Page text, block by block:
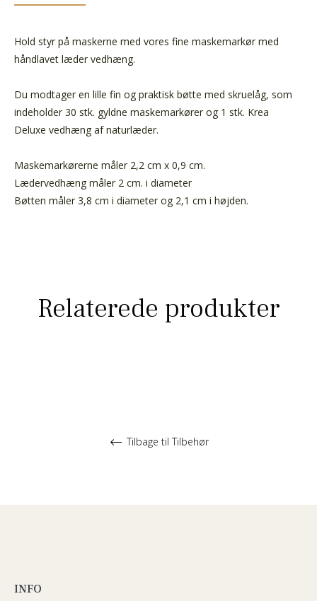
Hold styr på maskerne med vores fine maskemarkør med
håndlavet læder vedhæng.
Du modtager en lille fin og praktisk bøtte med skruelåg, som
indeholder 30 stk. gyldne maskemarkører og 1 stk. Krea
Deluxe vedhæng af naturlæder.
Maskemarkørerne måler 2,2 cm x 0,9 cm.
Lædervedhæng måler 2 cm. i diameter
Bøtten måler 3,8 cm i diameter og 2,1 cm i højden.
Relaterede produkter
Tilbage til Tilbehør
INFO